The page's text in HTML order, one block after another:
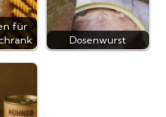
für
Dosenwurst